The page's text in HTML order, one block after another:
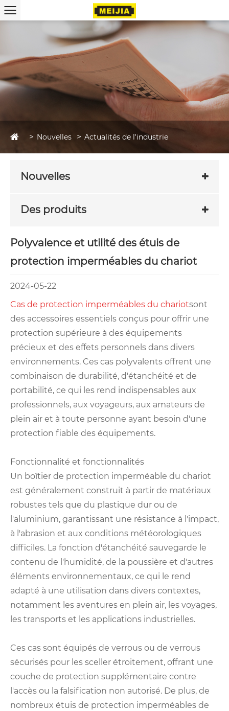
Nouvelles Actualités de l'industrie
Nouvelles
Des produits
Polyvalence et utilité des étuis de
protection imperméables du chariot
2024-05-22
Cas de protection imperméables du chariotsont
des accessoires essentiels conçus pour offrir une
protection supérieure à des équipements
précieux et des effets personnels dans divers
environnements. Ces cas polyvalents offrent une
combinaison de durabilité, d'étanchéité et de
portabilité, ce qui les rend indispensables aux
professionnels, aux voyageurs, aux amateurs de
plein air et à toute personne ayant besoin d'une
protection fiable des équipements.
Fonctionnalité et fonctionnalités
Un boîtier de protection imperméable du chariot
est généralement construit à partir de matériaux
robustes tels que du plastique dur ou de
l'aluminium, garantissant une résistance à l'impact,
à l'abrasion et aux conditions météorologiques
difficiles. La fonction d'étanchéité sauvegarde le
contenu de l'humidité, de la poussière et d'autres
éléments environnementaux, ce qui le rend
adapté à une utilisation dans divers contextes,
notamment les aventures en plein air, les voyages,
les transports et les applications industrielles.
Ces cas sont équipés de verrous ou de verrous
sécurisés pour les sceller étroitement, offrant une
couche de protection supplémentaire contre
l'accès ou la falsification non autorisé. De plus, de
nombreux étuis de protection imperméables de